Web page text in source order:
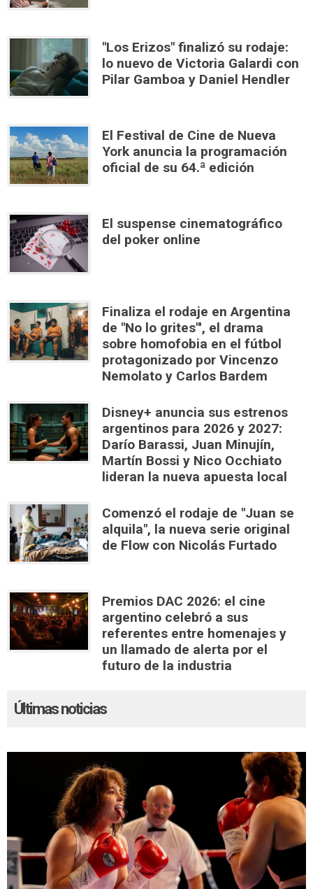
"Los Erizos" finalizó su rodaje:
lo nuevo de Victoria Galardi con
Pilar Gamboa y Daniel Hendler
El Festival de Cine de Nueva
York anuncia la programación
oficial de su 64.ª edición
El suspense cinematográfico
del poker online
Finaliza el rodaje en Argentina
de "No lo grites"', el drama
sobre homofobia en el fútbol
protagonizado por Vincenzo
Nemolato y Carlos Bardem
Disney+ anuncia sus estrenos
argentinos para 2026 y 2027:
Darío Barassi, Juan Minujín,
Martín Bossi y Nico Occhiato
lideran la nueva apuesta local
Comenzó el rodaje de "Juan se
alquila", la nueva serie original
de Flow con Nicolás Furtado
Premios DAC 2026: el cine
argentino celebró a sus
referentes entre homenajes y
un llamado de alerta por el
futuro de la industria
Últimas noticias